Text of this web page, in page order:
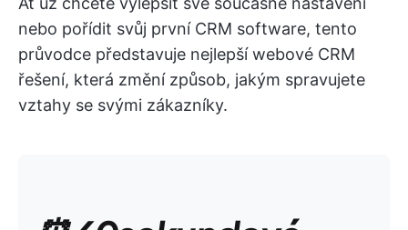
nebo pořídit svůj první CRM software, tento
průvodce představuje nejlepší webové CRM
řešení, která změní způsob, jakým spravujete
vztahy se svými zákazníky.